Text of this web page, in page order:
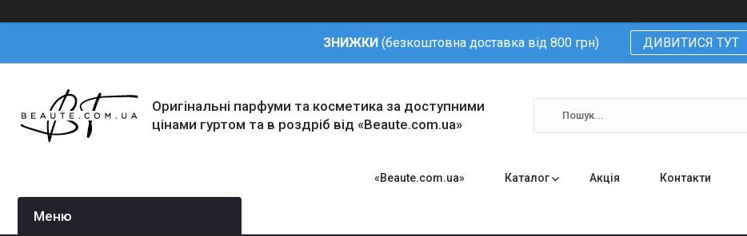
ЗНИЖКИ (безкоштовна доставка від 800 грн) ДИВИТИСЯ ТУТ
Оригінальні парфуми та косметика за доступними
цінами гуртом та в роздріб від «Beaute.com.ua»
«Beaute.com.ua» Каталог Акція Контакти